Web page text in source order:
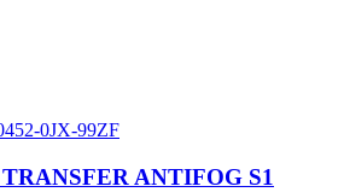
0JX-99ZF
ANTIFOG S1